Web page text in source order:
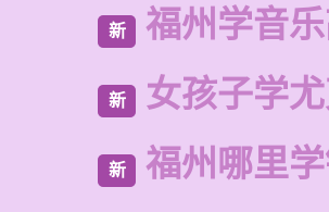
新 福州学音
新 女孩子学
新 福州哪里